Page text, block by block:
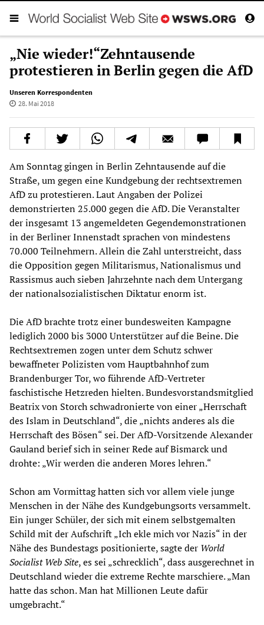
„Nie wieder!“Zehntausende
protestieren in Berlin gegen die AfD
Unseren Korrespondenten
28. Mai 2018
Am Sonntag gingen in Berlin Zehntausende auf die
Straße, um gegen eine Kundgebung der rechtsextremen
AfD zu protestieren. Laut Angaben der Polizei
demonstrierten 25.000 gegen die AfD. Die Veranstalter
der insgesamt 13 angemeldeten Gegendemonstrationen
in der Berliner Innenstadt sprachen von mindestens
70.000 Teilnehmern. Allein die Zahl unterstreicht, dass
die Opposition gegen Militarismus, Nationalismus und
Rassismus auch sieben Jahrzehnte nach dem Untergang
der nationalsozialistischen Diktatur enorm ist.
Die AfD brachte trotz einer bundesweiten Kampagne
lediglich 2000 bis 3000 Unterstützer auf die Beine. Die
Rechtsextremen zogen unter dem Schutz schwer
bewaffneter Polizisten vom Hauptbahnhof zum
Brandenburger Tor, wo führende AfD-Vertreter
faschistische Hetzreden hielten. Bundesvorstandsmitglied
Beatrix von Storch schwadronierte von einer „Herrschaft
des Islam in Deutschland“, die „nichts anderes als die
Herrschaft des Bösen“ sei. Der AfD-Vorsitzende Alexander
Gauland berief sich in seiner Rede auf Bismarck und
drohte: „Wir werden die anderen Mores lehren.“
Schon am Vormittag hatten sich vor allem viele junge
Menschen in der Nähe des Kundgebungsorts versammelt.
Ein junger Schüler, der sich mit einem selbstgemalten
Schild mit der Aufschrift „Ich ekle mich vor Nazis“ in der
Nähe des Bundestags positionierte, sagte der World
Socialist Web Site, es sei „schrecklich“, dass ausgerechnet in
Deutschland wieder die extreme Rechte marschiere. „Man
hatte das schon. Man hat Millionen Leute dafür
umgebracht.“